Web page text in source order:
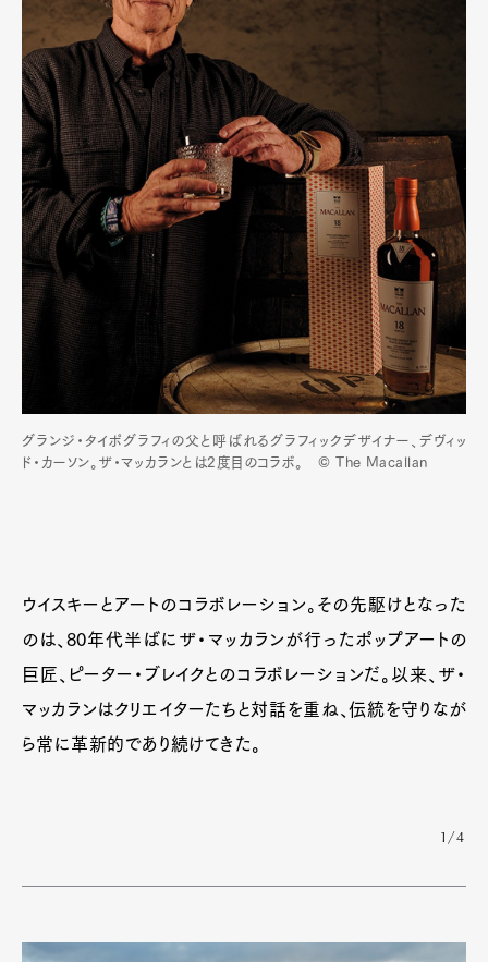
グランジ・タイポグラフィの父と呼ばれるグラフィックデザイナー、デヴィッ
ド・カーソン。ザ・マッカランとは2度目のコラボ。 © The Macallan
ウイスキーとアートのコラボレーション。その先駆けとなった
のは、80年代半ばにザ・マッカランが行ったポップアートの
巨匠、ピーター・ブレイクとのコラボレーションだ。以来、ザ・
マッカランはクリエイターたちと対話を重ね、伝統を守りなが
ら常に革新的であり続けてきた。
1/4